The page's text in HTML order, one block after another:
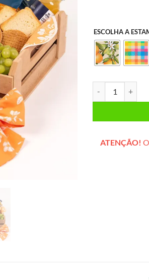
ESCOLHA A
ATENÇÃO!